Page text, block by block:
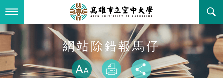
到
要
內最新消息
全部公告
關於本校
網站除錯報馬仔
略過字型切
放大
列印 分享